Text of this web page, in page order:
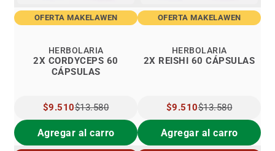
OFERTA MAKELAWEN
2X CORDYCEPS 60
CÁPSULAS
HERBOLARIA
PRECIO
ESPECIAL
$9.510$13.580
Agregar al carro
OFERTA MAKELAWEN
2X REISHI 60 CÁPSULAS
HERBOLARIA
PRECIO
ESPECIAL
$9.510$13.580
Agregar al carro